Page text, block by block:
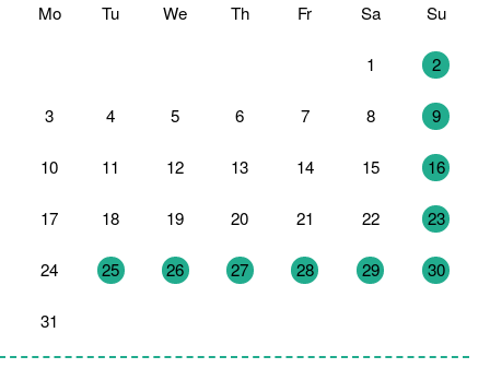
Mo Tu We Th Fr Sa Su
1 2
3 4 5 6 7 8 9
10 11 12 13 14 15 16
17 18 19 20 21 22 23
24 25 26 27 28 29 30
31